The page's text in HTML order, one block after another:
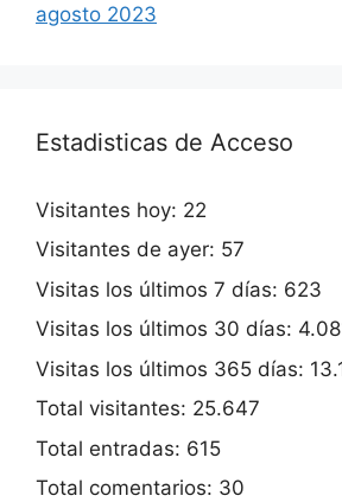
agosto 2023
Estadisticas de Acceso
Visitantes hoy: 22
Visitantes de ayer: 57
Visitas los últimos 7 días: 623
Visitas los últimos 30 días:
Visitas los últimos 365 días:
Total visitantes: 25.647
Total entradas: 615
Total comentarios: 30